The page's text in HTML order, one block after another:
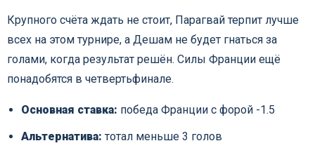
Крупного счёта ждать не стоит, Парагвай терпит лучше
всех на этом турнире, а Дешам не будет гнаться за
голами, когда результат решён. Силы Франции ещё
понадобятся в четвертьфинале.
Основная ставка: победа Франции с форой -1.5
Альтернатива: тотал меньше 3 голов